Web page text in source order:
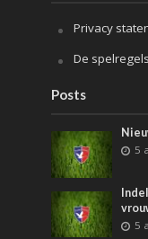
Privacy
De
Posts
5
5